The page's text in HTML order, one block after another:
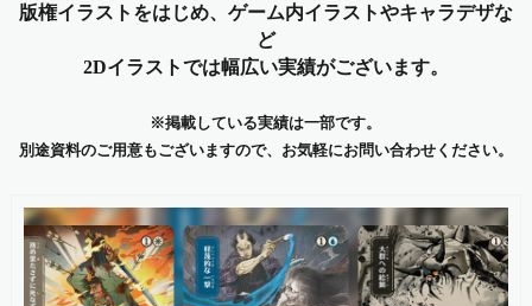
版権イラストをはじめ、ゲーム内イラストやキャラデザな
ど
2Dイラストでは幅広い実績がございます。
※掲載している実績は一部です。
別途資料のご用意もございますので、お気軽にお問い合わせください。